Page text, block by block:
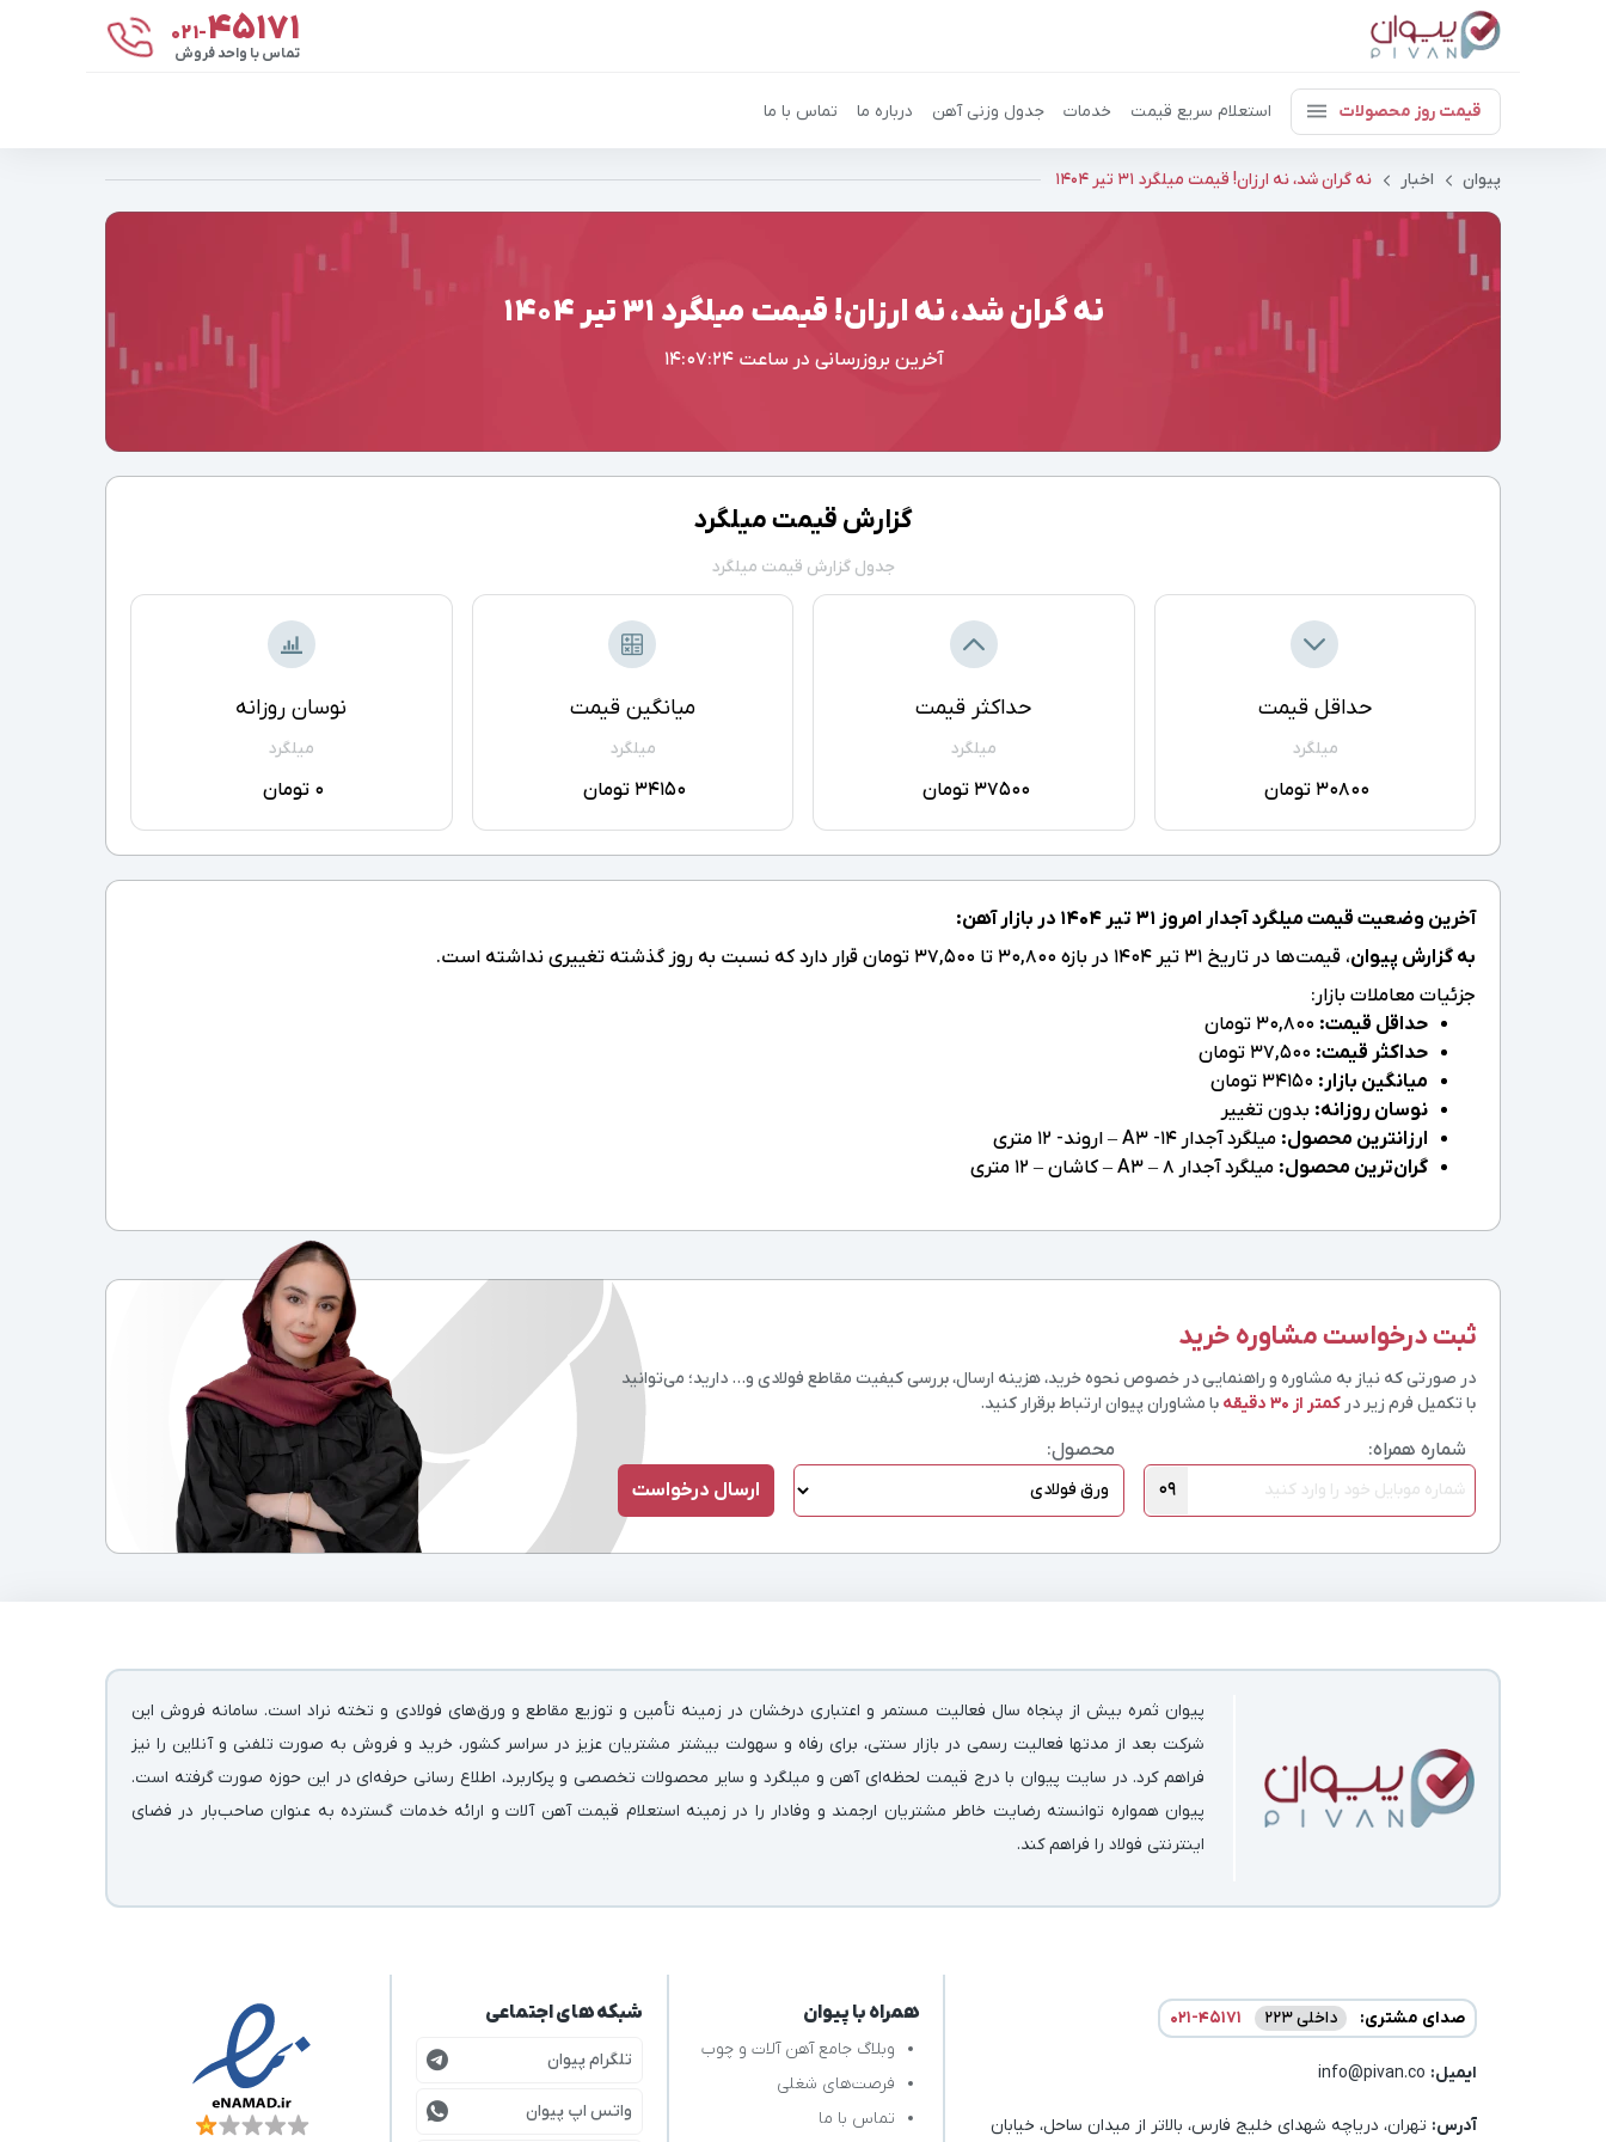
021-۴۵۱۷۱
تماس با واحد فروش
قیمت روز محصولات استعلام سریع قیمت خدمات جدول وزنی آهن درباره ما تماس با ما
پیوان اخبار نه گران شد، نه ارزان! قیمت میلگرد ۳۱ تیر ۱۴۰۴
نه گران شد، نه ارزان! قیمت میلگرد ۳۱ تیر ۱۴۰۴
آخرین بروزرسانی در ساعت14:07:24
گزارش قیمت میلگرد
جدول گزارش قیمت میلگرد
حداقل قیمت
میلگرد
30800 تومان
حداکثر قیمت
میلگرد
37500 تومان
میانگین قیمت
میلگرد
34150 تومان
نوسان روزانه
میلگرد
0 تومان
آخرین وضعیت قیمت میلگرد آجدار امروز ۳۱ تیر ۱۴۰۴ در بازار آهن:
به گزارش پیوان، قیمت‌ها در تاریخ ۳۱ تیر ۱۴۰۴ در بازه 30,800 تا 37,500 تومان قرار دارد که نسبت به روز گذشته تغییری نداشته است.
جزئیات معاملات بازار:
حداقل قیمت:
حداکثر قیمت:
میانگین بازار:
نوسان روزانه: بدون تغییر
ارزانترین محصول: میلگرد آجدار 14- A3 – اروند- 12 متری
گران‌ترین محصول: میلگرد آجدار 8 – A3 – کاشان – 12 متری
ثبت درخواست مشاوره خرید
در صورتی که نیاز به مشاوره و راهنمایی در خصوص نحوه خرید، هزینه ارسال، بررسی کیفیت مقاطع فولادی و… دارید؛ می‌توانید
با تکمیل فرم زیر در کمتر از 30 دقیقه با مشاوران پیوان ارتباط برقرار کنید.
شماره همراه:
09
محصول:
پیوان ثمره بیش از پنجاه سال فعالیت مستمر و اعتباری درخشان در زمینه‌ تأمین و توزیع مقاطع و ورق‌های فولادی و تخته نراد است. سامانه فروش این
شرکت بعد از مدتها فعالیت رسمی در بازار سنتی، برای رفاه و سهولت بیشتر مشتریان عزیز در سراسر کشور، خرید و فروش به صورت تلفنی و آنلاین را نیز
فراهم کرد. در سایت پیوان با درج قیمت لحظه‌ای آهن و میلگرد و سایر محصولات تخصصی و پرکاربرد، اطلاع رسانی حرفه‌ای در این حوزه صورت گرفته است.
پیوان همواره توانسته رضایت خاطر مشتریان ارجمند و وفادار را در زمینه استعلام قیمت آهن آلات و ارائه خدمات گسترده به عنوان صاحب‌بار در فضای
اینترنتی فولاد را فراهم کند.
صدای مشتری: داخلی 223 021-45171
ایمیل:‌
آدرس: تهران، دریاچه شهدای خلیج فارس، بالاتر از میدان ساحل، خیابان
همراه با پیوان
وبلاگ جامع آهن آلات و چوب
فرصت‌های شغلی
تماس با ما
شبکه های اجتماعی
تلگرام پیوان
واتس اپ پیوان